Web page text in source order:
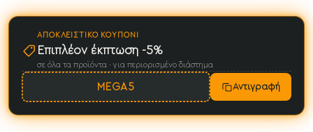
ΑΠΟΚΛΕΙΣΤΙΚΌ ΚΟΥΠΌΝΙ
Επιπλέον έκπτωση -5%
σε όλα τα προϊόντα · για περιορισμένο διάστημα
MEGA5 Αντιγραφή